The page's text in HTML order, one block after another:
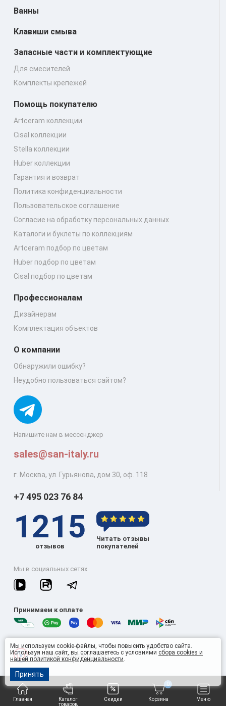
Главная
Каталог
товаров
Скидки Корзина
0
Меню
Ванны
Клавиши смыва
Запасные части и комплектующие
Для смесителей
Комплекты крепежей
Напишите нам в мессенджер
sales@san-italy.ru
г. Москва, ул. Гурьянова, дом 30, оф. 118
Помощь покупателю
Artceram коллекции
Cisal коллекции
Stella коллекции
Huber коллекции
Гарантия и возврат
Политика конфиденциальности
Пользовательское соглашение
Согласие на обработку персональных данных
Каталоги и буклеты по коллекциям
Artceram подбор по цветам
Huber подбор по цветам
Cisal подбор по цветам
Профессионалам
Дизайнерам
Комплектация объектов
О компании
Обнаружили ошибку?
Неудобно пользоваться сайтом?
+7 495 023 76 84
1215
отзывов
Читать отзывы
покупателей
Мы в социальных сетях
Принимаем к оплате
© 2026 Omnisan Group
Мы используем cookie-файлы, чтобы повысить удобство сайта.
Используя наш сайт, вы соглашаетесь с условиями сбора cookies и
нашей политикой конфиденциальности.
Принять